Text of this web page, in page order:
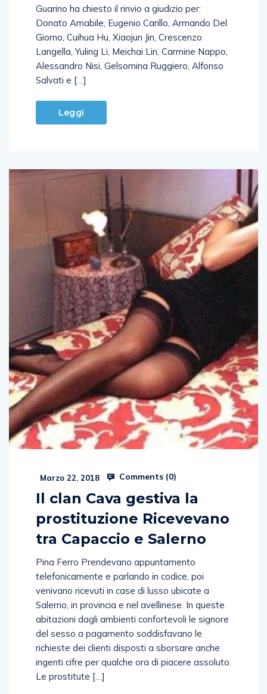
Guarino ha chiesto il rinvio a giudizio per:
Donato Amabile, Eugenio Carillo, Armando Del
Giorno, Cuihua Hu, Xiaojun Jin, Crescenzo
Langella, Yuling Li, Meichai Lin, Carmine Nappo,
Alessandro Nisi, Gelsomina Ruggiero, Alfonso
Salvati e […]
Leggi
Marzo 22, 2018 Comments (0)
Il clan Cava gestiva la
prostituzione Ricevevano
tra Capaccio e Salerno
Pina Ferro Prendevano appuntamento
telefonicamente e parlando in codice, poi
venivano ricevuti in case di lusso ubicate a
Salerno, in provincia e nel avellinese. In queste
abitazioni dagli ambienti confortevoli le signore
del sesso a pagamento soddisfavano le
richieste dei clienti disposti a sborsare anche
ingenti cifre per qualche ora di piacere assoluto.
Le prostitute […]